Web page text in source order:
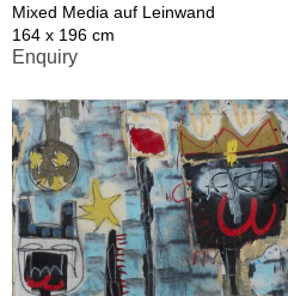
Mixed Media auf Leinwand
164 x 196 cm
Enquiry